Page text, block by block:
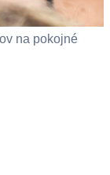
na pokojné